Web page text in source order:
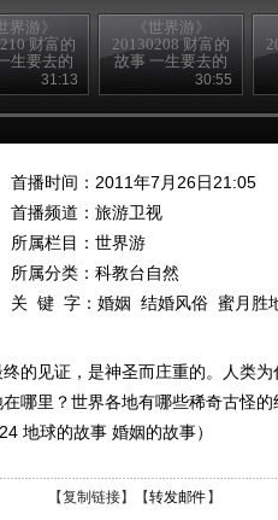
界游》
财富的
生要去的
31:13
《世界游》
20130208 财富的
故事 一生要去的
30:55
首播时间：2011年7月26日21:05
首播频道： 旅游卫视
所属栏目： 世界游
所属分类：科教台自然
关 键 字： 婚姻 结婚风俗 蜜月胜
的见证，是神圣而庄重的。人类为
哪里？世界各地有哪些稀奇古怪
地球的故事 婚姻的故事）
【复制链接】【转发邮件 】